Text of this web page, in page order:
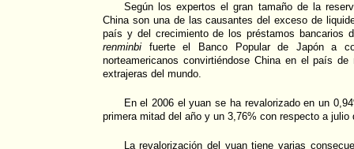
Según los expertos el gran tamaño de la
China son una de las causantes del exceso de
país y del crecimiento de los préstamos bancarios
renminbi fuerte el Banco Popular de Japón a
norteamericanos convirtiéndose China en el país
extrajeras del mundo.
En el 2006 el yuan se ha revalorizado en un
primera mitad del año y un 3,76% con respecto a julio
La revalorización del yuan tiene varias